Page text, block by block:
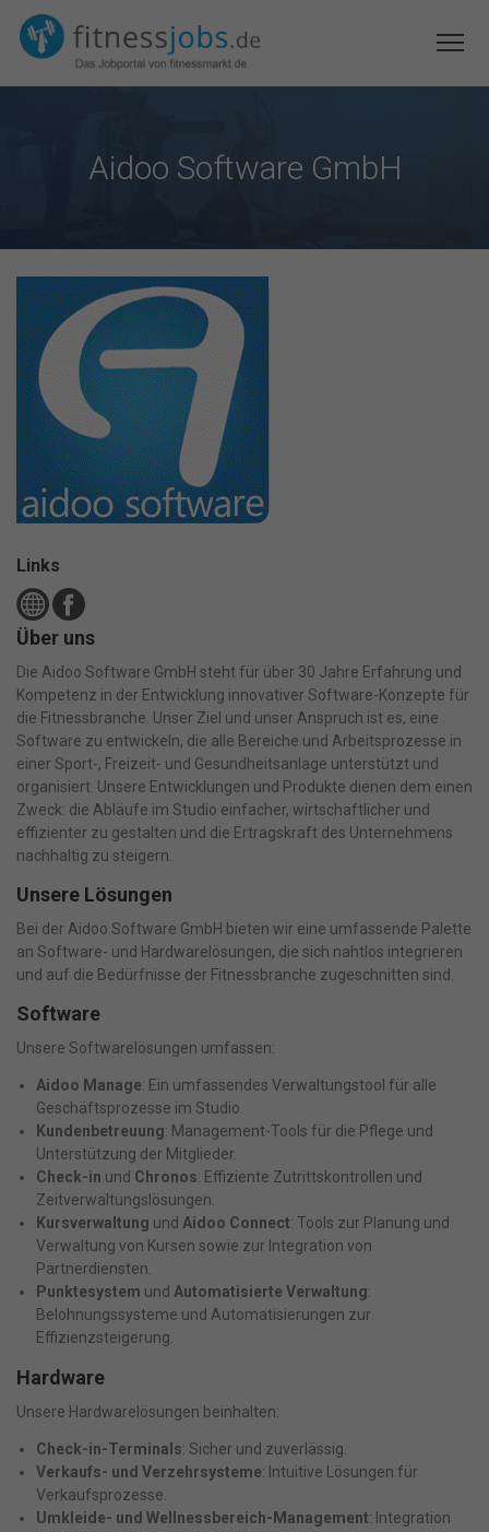
Aidoo Software GmbH
Links
Über uns
Die Aidoo Software GmbH steht für über 30 Jahre Erfahrung und
Kompetenz in der Entwicklung innovativer Software-Konzepte für
die Fitnessbranche. Unser Ziel und unser Anspruch ist es, eine
Software zu entwickeln, die alle Bereiche und Arbeitsprozesse in
einer Sport-, Freizeit- und Gesundheitsanlage unterstützt und
organisiert. Unsere Entwicklungen und Produkte dienen dem einen
Zweck: die Abläufe im Studio einfacher, wirtschaftlicher und
effizienter zu gestalten und die Ertragskraft des Unternehmens
nachhaltig zu steigern.
Unsere Lösungen
Bei der Aidoo Software GmbH bieten wir eine umfassende Palette
an Software- und Hardwarelösungen, die sich nahtlos integrieren
und auf die Bedürfnisse der Fitnessbranche zugeschnitten sind.
Software
Unsere Softwarelösungen umfassen:
Aidoo Manage: Ein umfassendes Verwaltungstool für alle
Geschäftsprozesse im Studio.
Kundenbetreuung: Management-Tools für die Pflege und
Unterstützung der Mitglieder.
Check-in und Chronos: Effiziente Zutrittskontrollen und
Zeitverwaltungslösungen.
Kursverwaltung und Aidoo Connect: Tools zur Planung und
Verwaltung von Kursen sowie zur Integration von
Partnerdiensten.
Punktesystem und Automatisierte Verwaltung:
Belohnungssysteme und Automatisierungen zur
Effizienzsteigerung.
Hardware
Unsere Hardwarelösungen beinhalten:
Check-in-Terminals: Sicher und zuverlässig.
Verkaufs- und Verzehrsysteme: Intuitive Lösungen für
Verkaufsprozesse.
Umkleide- und Wellnessbereich-Management: Integration